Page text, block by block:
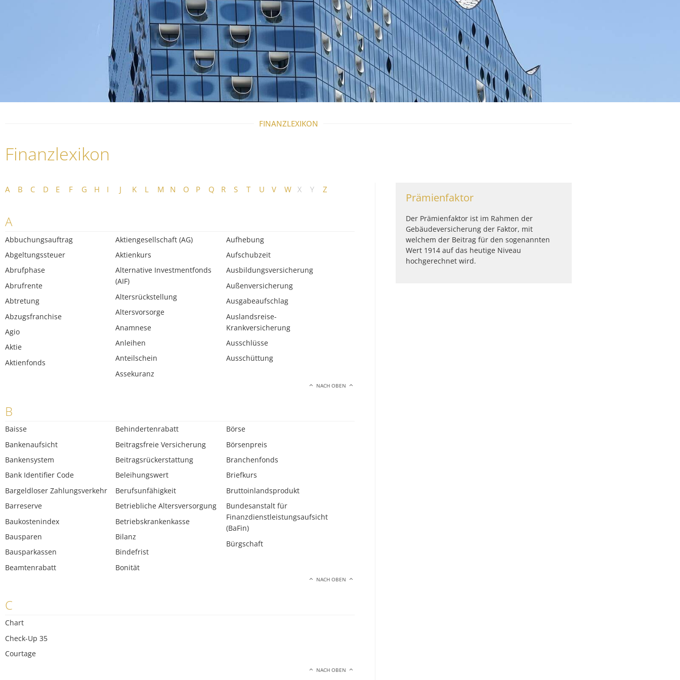
FINANZLEXIKON
Finanzlexikon
A B C D E F G H I J K L M N O P Q R S T U V W X Y Z
A
Abbuchungsauftrag
Abgeltungssteuer
Abrufphase
Abrufrente
Abtretung
Abzugsfranchise
Agio
Aktie
Aktienfonds
Aktiengesellschaft (AG)
Aktienkurs
Alternative Investmentfonds
(AIF)
Altersrückstellung
Altersvorsorge
Anamnese
Anleihen
Anteilschein
Assekuranz
Aufhebung
Aufschubzeit
Ausbildungsversicherung
Außenversicherung
Ausgabeaufschlag
Auslandsreise-
Krankversicherung
Ausschlüsse
Ausschüttung
NACH OBEN
B
Baisse
Bankenaufsicht
Bankensystem
Bank Identifier Code
Bargeldloser Zahlungsverkehr
Barreserve
Baukostenindex
Bausparen
Bausparkassen
Beamtenrabatt
Behindertenrabatt
Beitragsfreie Versicherung
Beitragsrückerstattung
Beleihungswert
Berufsunfähigkeit
Betriebliche Altersversorgung
Betriebskrankenkasse
Bilanz
Bindefrist
Bonität
Börse
Börsenpreis
Branchenfonds
Briefkurs
Bruttoinlandsprodukt
Bundesanstalt für
Finanzdienstleistungsaufsicht
(BaFin)
Bürgschaft
NACH OBEN
C
Chart
Check-Up 35
Courtage
NACH OBEN
Prämienfaktor
Der Prämienfaktor ist im Rahmen der
Gebäudeversicherung der Faktor, mit
welchem der Beitrag für den sogenannten
Wert 1914 auf das heutige Niveau
hochgerechnet wird.